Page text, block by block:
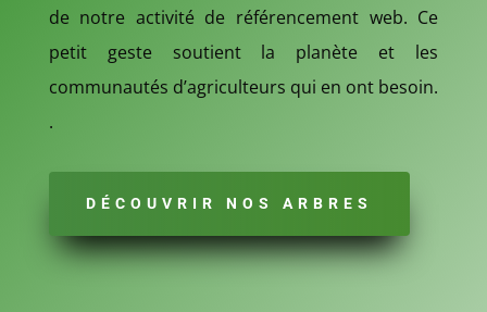
de notre activité de référencement web. Ce
petit geste soutient la planète et les
communautés d’agriculteurs qui en ont besoin.
.
DÉCOUVRIR NOS ARBRES